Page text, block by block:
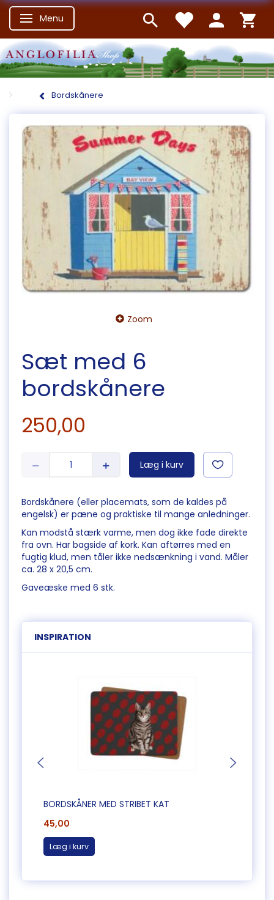
Skifte navigation
Menu
Bordskånere
Zoom
Sæt med 6
bordskånere
250,00
Læg i kurv
Bordskånere (eller placemats, som de kaldes på
engelsk) er pæne og praktiske til mange anledninger.
Kan modstå stærk varme, men dog ikke fade direkte
fra ovn. Har bagside af kork. Kan aftørres med en
fugtig klud, men tåler ikke nedsænkning i vand. Måler
ca. 28 x 20,5 cm.
Gaveæske med 6 stk.
INSPIRATION
BORDSKÅNER MED STRIBET KAT
45,00
Læg i kurv